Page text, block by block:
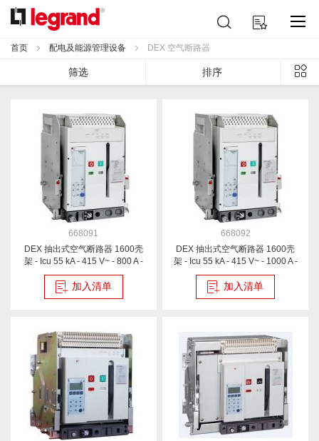
跳
到
容
我的购物车
索
首页 配电及能源管理设备 DEX 空气断路器
筛选 排序
668091
DEX 抽出式空气断路器 1600壳
架 - Icu 55 kA - 415 V~ - 800 A -
3P
加入清单
668092
DEX 抽出式空气断路器 1600壳
架 - Icu 55 kA - 415 V~ - 1000 A -
3P
加入清单